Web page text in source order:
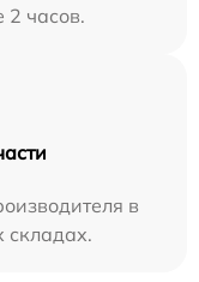
2 часов.
в
складах.